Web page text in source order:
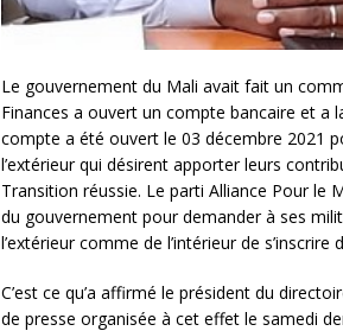
Le gouvernement du Mali avait fait un
Finances a ouvert un compte bancaire et a
compte a été ouvert le 03 décembre 2021
l’extérieur qui désirent apporter leurs
Transition réussie. Le parti Alliance Pour le
du gouvernement pour demander à ses
l’extérieur comme de l’intérieur de
C’est ce qu’a affirmé le président du
de presse organisée à cet effet le samedi